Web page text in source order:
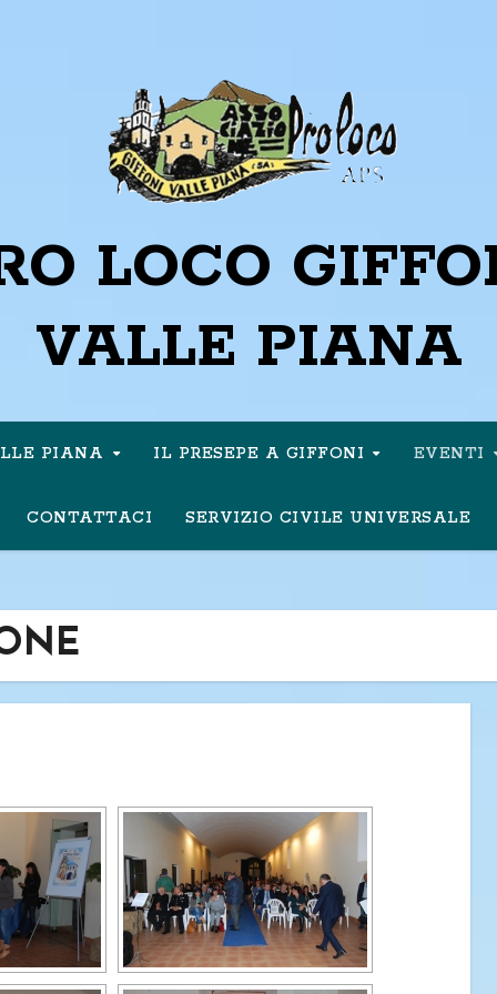
LOCO
VALLE PIANA
PIANA IL PRESEPE A GIFFONI EVENTI
CONTATTACI SERVIZIO CIVILE UNIVERSALE